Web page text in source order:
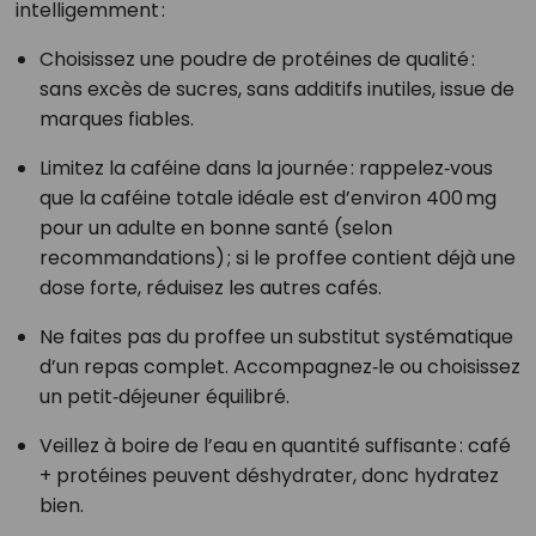
intelligemment :
Choisissez une poudre de protéines de qualité :
sans excès de sucres, sans additifs inutiles, issue de
marques fiables.
Limitez la caféine dans la journée : rappelez‑vous
que la caféine totale idéale est d’environ 400 mg
pour un adulte en bonne santé (selon
recommandations) ; si le proffee contient déjà une
dose forte, réduisez les autres cafés.
Ne faites pas du proffee un substitut systématique
d’un repas complet. Accompagnez‑le ou choisissez
un petit‑déjeuner équilibré.
Veillez à boire de l’eau en quantité suffisante : café
+ protéines peuvent déshydrater, donc hydratez
bien.